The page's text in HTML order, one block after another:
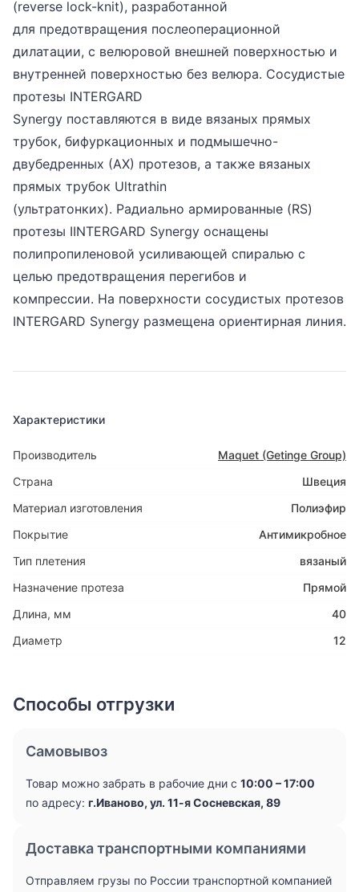
(reverse lock-knit), разработанной
для предотвращения послеоперационной
дилатации, с велюровой внешней поверхностью и
внутренней поверхностью без велюра. Сосудистые
протезы INTERGARD
Synergy поставляются в виде вязаных прямых
трубок, бифуркационных и подмышечно-
двубедренных (АХ) протезов, а также вязаных
прямых трубок Ultrathin
(ультратонких). Радиально армированные (RS)
протезы IINTERGARD Synergy оснащены
полипропиленовой усиливающей спиралью с
целью предотвращения перегибов и
компрессии. На поверхности сосудистых протезов
INTERGARD Synergy размещена ориентирная линия.
Характеристики
Производитель
Maquet (Getinge Group)
Страна
Швеция
Материал изготовления
Полиэфир
Покрытие
Антимикробное
Тип плетения
вязаный
Назначение протеза
Прямой
Длина, мм
40
Диаметр
12
Способы отгрузки
Самовывоз
Товар можно забрать в рабочие дни с 10:00 – 17:00
по адресу: г.Иваново, ул. 11-я Сосневская, 89
Доставка транспортными компаниями
Отправляем грузы по России транспортной компанией